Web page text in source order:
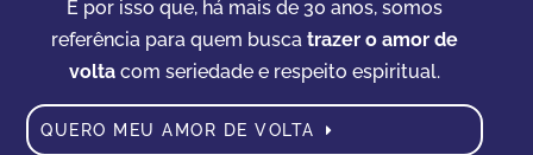
É por isso que, há mais de 30 anos, somos
referência para quem busca trazer o amor de
volta com seriedade e respeito espiritual.
QUERO MEU AMOR DE VOLTA